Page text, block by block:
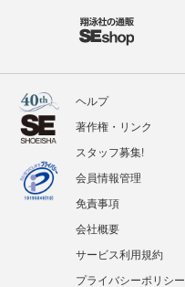
ヘルプ
著作権・リンク
スタッフ募集!
会員情報管理
免責事項
会社概要
サービス利用規約
プライバシーポリシー